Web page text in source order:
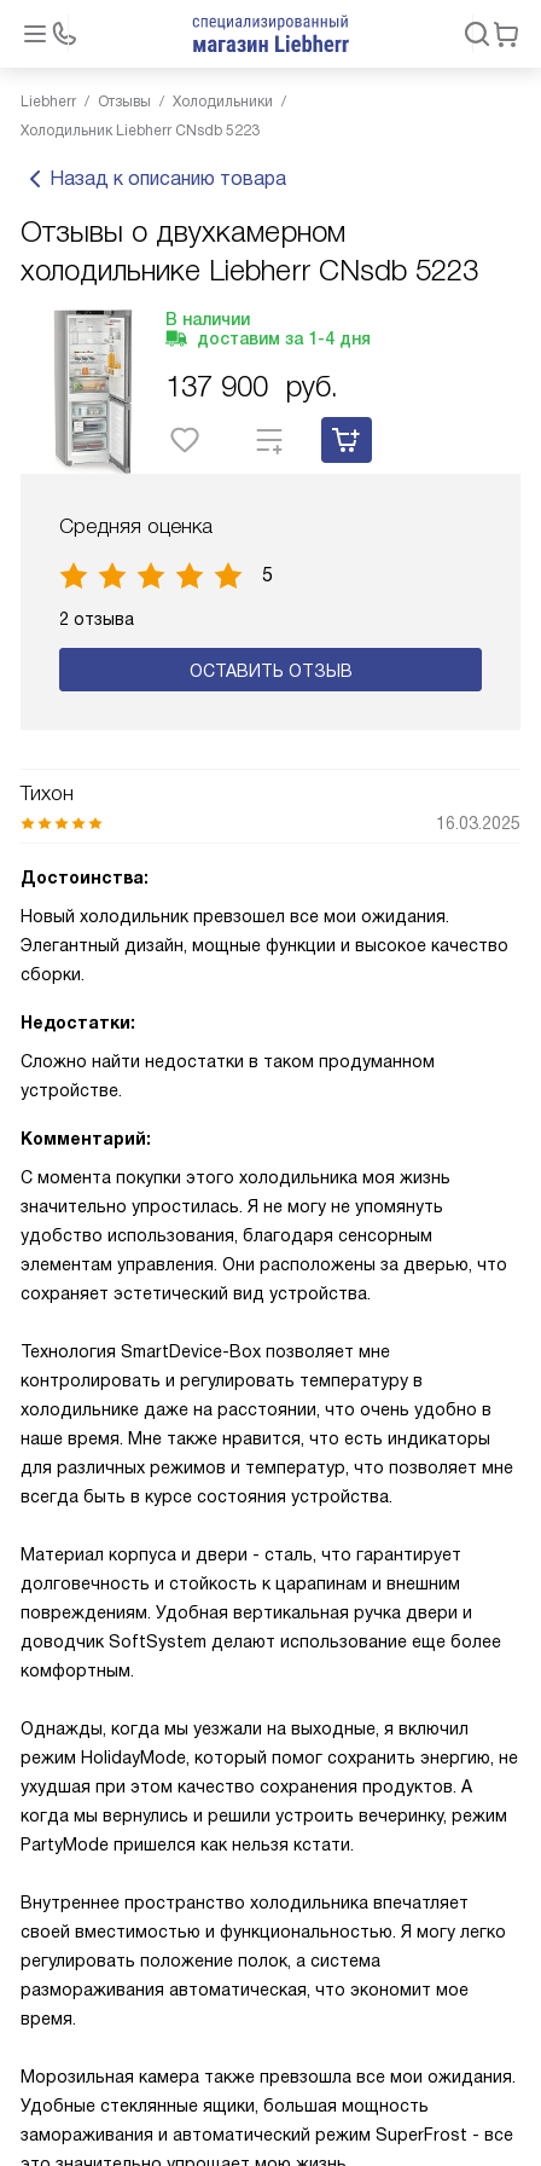
Liebherr Отзывы
Холодильники
Холодильник Liebherr CNsdb 5223
Назад к описанию товара
Отзывы о двухкамерном
холодильнике Liebherr CNsdb 5223
В наличии
доставим за 1-4 дня
137 900 руб.
Средняя оценка
5
2 отзыва
ОСТАВИТЬ ОТЗЫВ
Тихон
16.03.2025
Достоинства:
Новый холодильник превзошел все мои ожидания.
Элегантный дизайн, мощные функции и высокое качество
сборки.
Недостатки:
Сложно найти недостатки в таком продуманном
устройстве.
Комментарий:
С момента покупки этого холодильника моя жизнь
значительно упростилась. Я не могу не упомянуть
удобство использования, благодаря сенсорным
элементам управления. Они расположены за дверью, что
сохраняет эстетический вид устройства.
Технология SmartDevice-Box позволяет мне
контролировать и регулировать температуру в
холодильнике даже на расстоянии, что очень удобно в
наше время. Мне также нравится, что есть индикаторы
для различных режимов и температур, что позволяет мне
всегда быть в курсе состояния устройства.
Материал корпуса и двери - сталь, что гарантирует
долговечность и стойкость к царапинам и внешним
повреждениям. Удобная вертикальная ручка двери и
доводчик SoftSystem делают использование еще более
комфортным.
Однажды, когда мы уезжали на выходные, я включил
режим HolidayMode, который помог сохранить энергию, не
ухудшая при этом качество сохранения продуктов. А
когда мы вернулись и решили устроить вечеринку, режим
PartyMode пришелся как нельзя кстати.
Внутреннее пространство холодильника впечатляет
своей вместимостью и функциональностью. Я могу легко
регулировать положение полок, а система
размораживания автоматическая, что экономит мое
время.
Морозильная камера также превзошла все мои ожидания.
Удобные стеклянные ящики, большая мощность
замораживания и автоматический режим SuperFrost - все